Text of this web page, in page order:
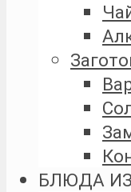
БЛЮДА ИЗ